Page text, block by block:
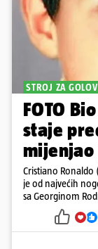
STROJ ZA
FOTO
staje
mijenjao
Cristiano
je od najvećih
sa Georginom